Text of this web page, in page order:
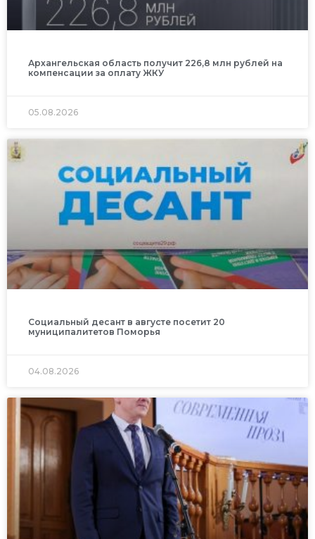
Архангельская область получит 226,8 млн рублей на
компенсации за оплату ЖКУ
05.08.2026
Социальный десант в августе посетит 20
муниципалитетов Поморья
04.08.2026